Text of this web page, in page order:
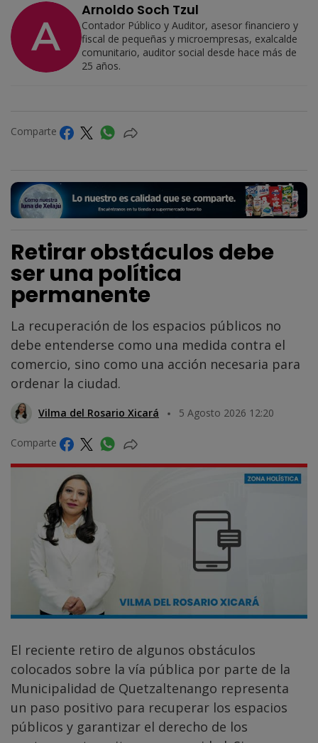
Arnoldo Soch Tzul
Contador Público y Auditor, asesor financiero y
fiscal de pequeñas y microempresas, exalcalde
comunitario, auditor social desde hace más de
25 años.
Comparte
Retirar obstáculos debe
ser una política
permanente
La recuperación de los espacios públicos no
debe entenderse como una medida contra el
comercio, sino como una acción necesaria para
ordenar la ciudad.
Vilma del Rosario Xicará 5 Agosto 2026 12:20
Comparte
El reciente retiro de algunos obstáculos
colocados sobre la vía pública por parte de la
Municipalidad de Quetzaltenango representa
un paso positivo para recuperar los espacios
públicos y garantizar el derecho de los